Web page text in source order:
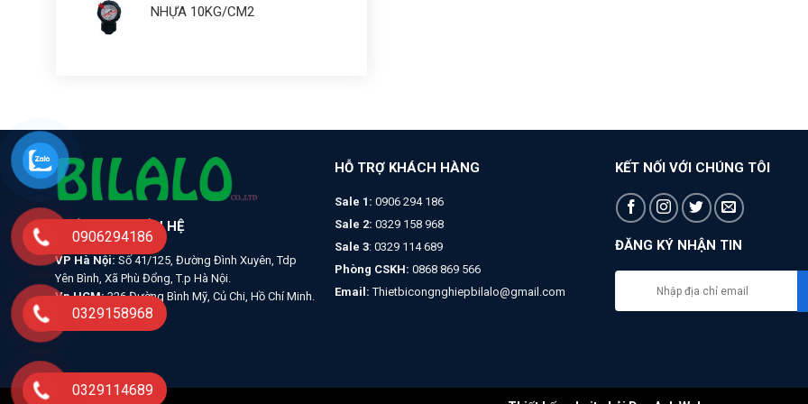
NHỰA 10KG/CM2
THÔNG TIN LIÊN HỆ
VP Hà Nội: Số 41/125, Đường Đình Xuyên, Tdp
Yên Bình, Xã Phù Đổng, T.p Hà Nội.
Vp HCM:326 Đường Bình Mỹ, Củ Chi, Hồ Chí Minh.
HỖ TRỢ KHÁCH HÀNG
Sale 1:0906 294 186
Sale 2: 0329 158 968
Sale 3: 0329 114 689
Phòng CSKH: 0868 869 566
Email: Thietbicongnghiepbilalo@gmail.com
KẾT NỐI VỚI CHÚNG TÔI
ĐĂNG KÝ NHẬN TIN
0906294186
0329158968
0329114689